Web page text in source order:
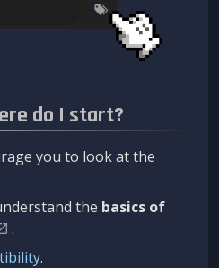
do I start?
you to look at the
the basics of
.
.